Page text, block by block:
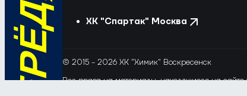
ХК "Спартак" Москва
© 2015 - 2026 ХК "Химик" Воскресенск
Все права на материалы, находящиеся на сайте